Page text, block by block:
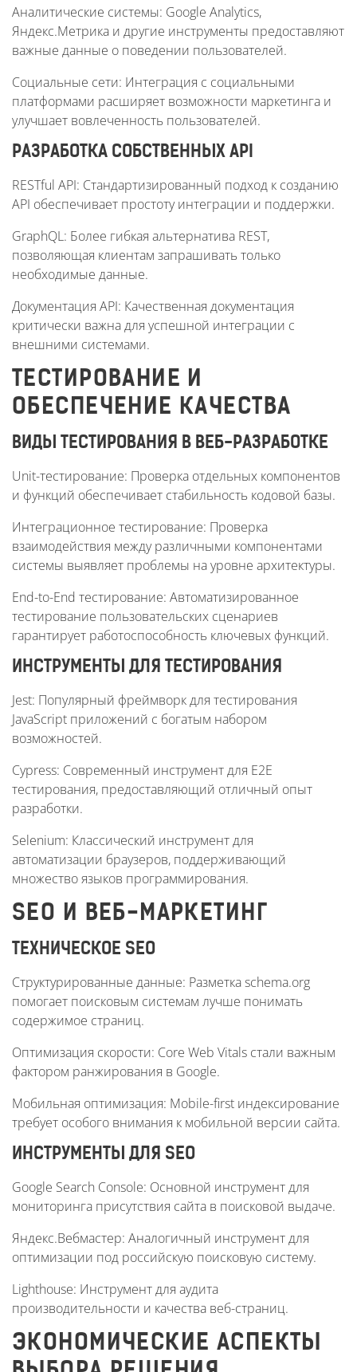
Аналитические системы: Google Analytics,
Яндекс.Метрика и другие инструменты предоставляют
важные данные о поведении пользователей.
Социальные сети: Интеграция с социальными
платформами расширяет возможности маркетинга и
улучшает вовлеченность пользователей.
РАЗРАБОТКА СОБСТВЕННЫХ API
RESTful API: Стандартизированный подход к созданию
API обеспечивает простоту интеграции и поддержки.
GraphQL: Более гибкая альтернатива REST,
позволяющая клиентам запрашивать только
необходимые данные.
Документация API: Качественная документация
критически важна для успешной интеграции с
внешними системами.
ТЕСТИРОВАНИЕ И
ОБЕСПЕЧЕНИЕ КАЧЕСТВА
ВИДЫ ТЕСТИРОВАНИЯ В ВЕБ-РАЗРАБОТКЕ
Unit-тестирование: Проверка отдельных компонентов
и функций обеспечивает стабильность кодовой базы.
Интеграционное тестирование: Проверка
взаимодействия между различными компонентами
системы выявляет проблемы на уровне архитектуры.
End-to-End тестирование: Автоматизированное
тестирование пользовательских сценариев
гарантирует работоспособность ключевых функций.
ИНСТРУМЕНТЫ ДЛЯ ТЕСТИРОВАНИЯ
Jest: Популярный фреймворк для тестирования
JavaScript приложений с богатым набором
возможностей.
Cypress: Современный инструмент для E2E
тестирования, предоставляющий отличный опыт
разработки.
Selenium: Классический инструмент для
автоматизации браузеров, поддерживающий
множество языков программирования.
SEO И ВЕБ-МАРКЕТИНГ
ТЕХНИЧЕСКОЕ SEO
Структурированные данные: Разметка schema.org
помогает поисковым системам лучше понимать
содержимое страниц.
Оптимизация скорости: Core Web Vitals стали важным
фактором ранжирования в Google.
Мобильная оптимизация: Mobile-first индексирование
требует особого внимания к мобильной версии сайта.
ИНСТРУМЕНТЫ ДЛЯ SEO
Google Search Console: Основной инструмент для
мониторинга присутствия сайта в поисковой выдаче.
Яндекс.Вебмастер: Аналогичный инструмент для
оптимизации под российскую поисковую систему.
Lighthouse: Инструмент для аудита
производительности и качества веб-страниц.
ЭКОНОМИЧЕСКИЕ АСПЕКТЫ